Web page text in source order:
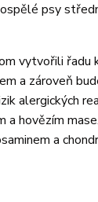
psy
vytvořili řadu
a zároveň
alergických
a hovězím mase.
a